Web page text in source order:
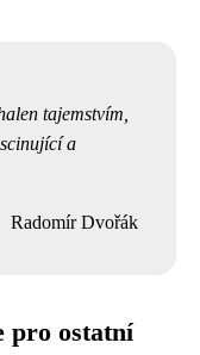
tajemstvím,
a
Radomír Dvořák
pro ostatní